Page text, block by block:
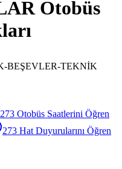
Otobüs
BEŞEVLER-TEKNİK
273 Otobüs Saatlerini Öğren
273 Hat Duyurularını Öğren